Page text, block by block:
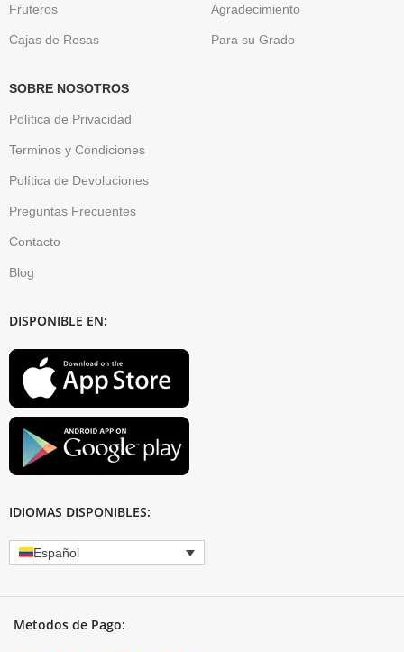
Fruteros
Cajas de Rosas
Agradecimiento
Para su Grado
SOBRE NOSOTROS
Política de Privacidad
Terminos y Condiciones
Política de Devoluciones
Preguntas Frecuentes
Contacto
Blog
DISPONIBLE EN:
IDIOMAS DISPONIBLES:
Español
Metodos de Pago: